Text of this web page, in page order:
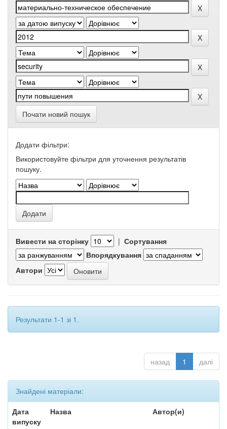
Почати новий пошук
Додати фільтри:
Використовуйте фільтри для уточнення результатів
пошуку.
Вивести на сторінку | Сортування
Впорядкування
Автори
Результати 1-1 зі 1.
назад 1 далі
Знайдені матеріали:
Дата
випуску
Назва Автор(и)